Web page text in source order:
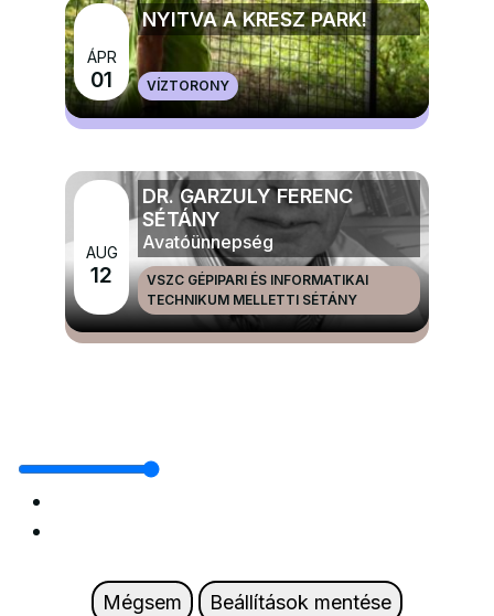
ÁPR
01
NYITVA A KRESZ PARK!
VÍZTORONY
MÉG TÖBB GYERMEK, IFJÚSÁGI ÉS CSALÁDI
PROGRAMOK
AUG
12
DR. GARZULY FERENC
SÉTÁNY
Avatóünnepség
VSZC GÉPIPARI ÉS INFORMATIKAI
TECHNIKUM MELLETTI SÉTÁNY
MÉG TÖBB NAGYRENDEZVÉNYEK ÉS ÜNNEPEK
Mégsem Beállítások mentése